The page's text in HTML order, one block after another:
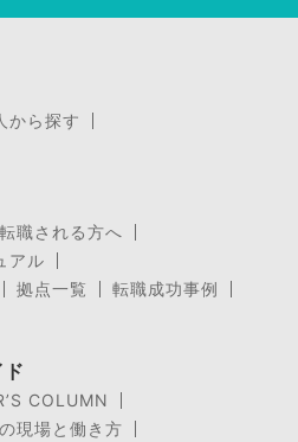
から探す
職される方へ
アル
拠点一覧
転職成功事例
COLUMN
現場と働き方